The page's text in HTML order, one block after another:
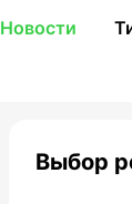
Новости
Выбор